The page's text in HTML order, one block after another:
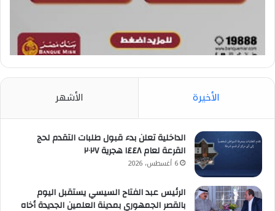
الأخيرة الأشهر
الداخلية تعلن بدء قبول طلبات التقدم لحج
القرعة لعام ١٤٤٨ هجرية ٢٠٢٧
6 أغسطس، 2026
الرئيس عبد الفتاح السيسي يستقبل اليوم
بالقصر الجمهوري بمدينة العلمين الجديدة أخاه